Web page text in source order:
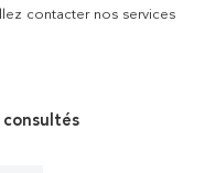
contacter nos services